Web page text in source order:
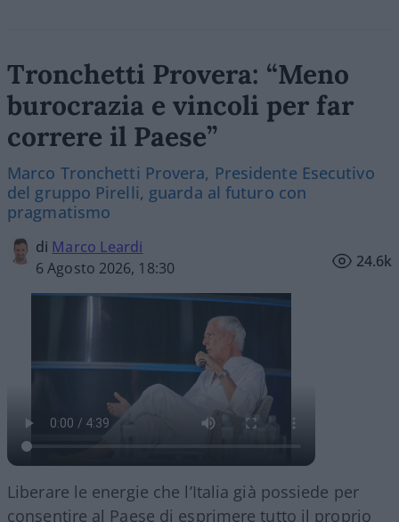
Tronchetti Provera: “Meno
burocrazia e vincoli per far
correre il Paese”
Marco Tronchetti Provera, Presidente Esecutivo
del gruppo Pirelli, guarda al futuro con
pragmatismo
di Marco Leardi
6 Agosto 2026, 18:30
24.6k
Liberare le energie che l’Italia già possiede per
consentire al Paese di esprimere tutto il proprio